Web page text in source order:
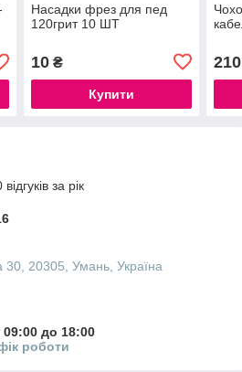
Насадки фрез для пед
120грит 10 ШТ
10₴
Купити
210
за рік
30, 20305, Умань, Україна
до 18:00
роботи